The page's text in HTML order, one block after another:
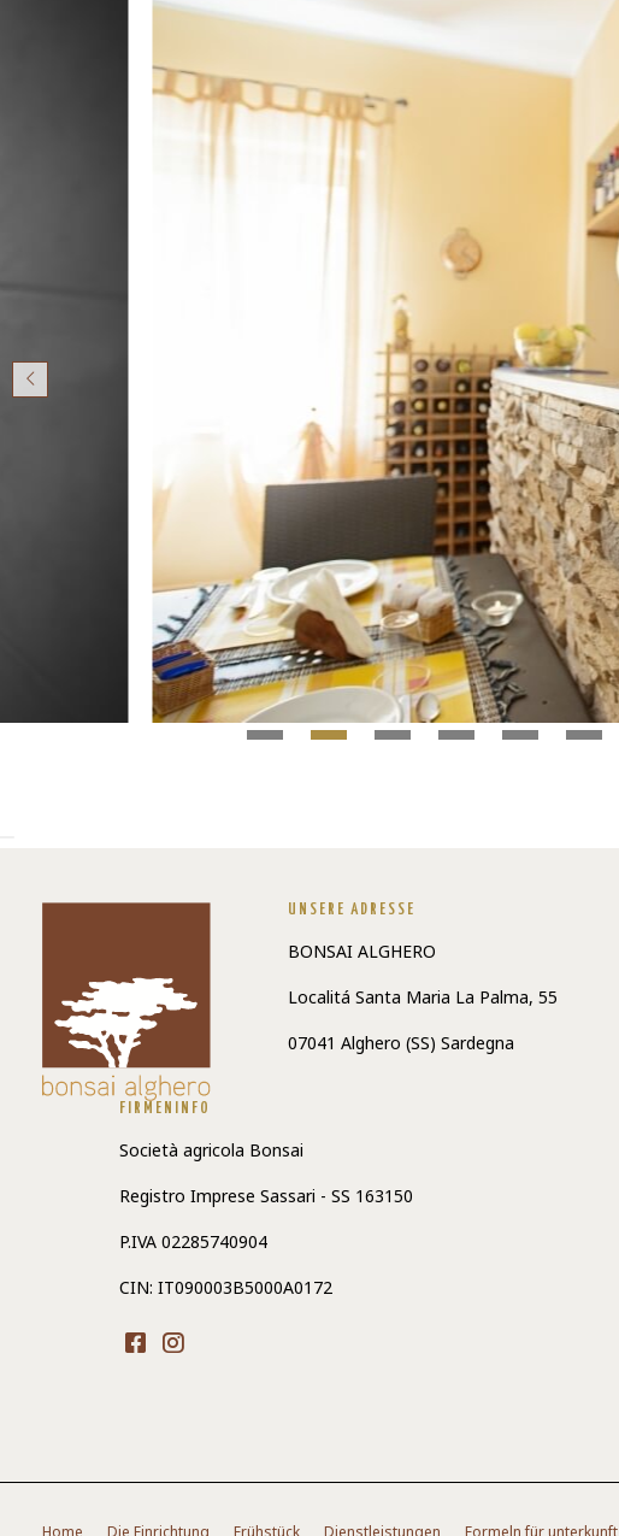
UNSERE ADRESSE
BONSAI ALGHERO
Localitá Santa Maria La Palma, 55
07041 Alghero (SS) Sardegna
FIRMENINFO
Società agricola Bonsai
Registro Imprese Sassari - SS 163150
P.IVA 02285740904
CIN: IT090003B5000A0172